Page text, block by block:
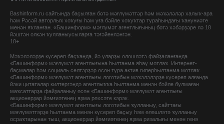
Bashinform.ru сайтында баҫылған бөтә мәғлүмәттәр һәм мәҡәләләр халыҡ-ара
һәм Рәсәй авторлыҡ хоҡуғы һәм уға бәйле хоҡуҡтар тураһындағы ҡануниәте
менән яҡланған. «Башинформ» мәғлүмәт агентлығының бөтә хәбәрҙәре лә 18
йәштән өлкән ҡулланыусыларға тәғәйенләнгән.
18+
Мәҡәләләрҙе күсереп баҫҡанда, йә уларҙы өлөшләтә файҙаланғанда
«Башинформ» мәғлүмәт агентлығына һылтанма яһау мотлаҡ. Интернет-
баҫмалар һәм социаль селтәрҙәр өсөн тура актив гиперһылтанма мотлаҡ.
«Башинформ» мәғлүмәт агентлығы логотибын мәҡәләләрҙе күсереп алғанда
йәки цитаталар килтергәндә агентлыҡҡа һылтанма менән бәйле булмаған
маҡсаттарҙа файҙаланыу өсөн «Башинформ» мәғлүмәт агентлығы
акционерҙар йәмғиәтенең яҙма рөхсәте кәрәк.
«Башинформ» мәғлүмәт агентлығы логотибын ҡулланыу, сайттағы
мәғлүмәттәрҙе һылтанма менән күсереп баҫыу һәм өлөшләтә ҡулланыу
осраҡтарынан тыш, акционерҙар йәмғиәтенең яҙма ризалығы менән генә